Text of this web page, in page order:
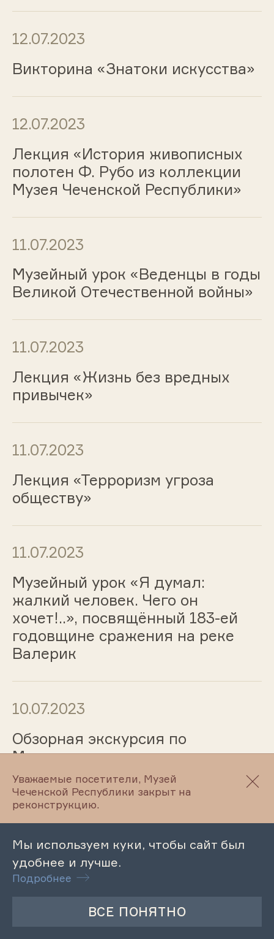
12.07.2023
Викторина «Знатоки искусства»
12.07.2023
Лекция «История живописных
полотен Ф. Рубо из коллекции
Музея Чеченской Республики»
11.07.2023
Музейный урок «Веденцы в годы
Великой Отечественной войны»
11.07.2023
Лекция «Жизнь без вредных
привычек»
11.07.2023
Лекция «Терроризм угроза
обществу»
11.07.2023
Музейный урок «Я думал:
жалкий человек. Чего он
хочет!..», посвящённый 183-ей
годовщине сражения на реке
Валерик
10.07.2023
Обзорная экскурсия по
Махкетинскому краеведческому
музею
10.07.2023
Музейный урок «Кунта-Хаджи
Кишиев. Жизнь и
деятельность»
Уважаемые посетители, Музей
Чеченской Республики закрыт на
реконструкцию.
Мы используем куки, чтобы сайт был
удобнее и лучше.
Подробнее